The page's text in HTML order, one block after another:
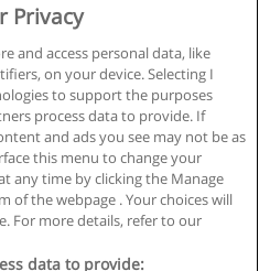
Privacy
and access personal data, like
on your device. Selecting I
to support the purposes
process data to provide. If
and ads you see may not be as
this menu to change your
any time by clicking the Manage
of the webpage . Your choices will
For more details, refer to our
data to provide: